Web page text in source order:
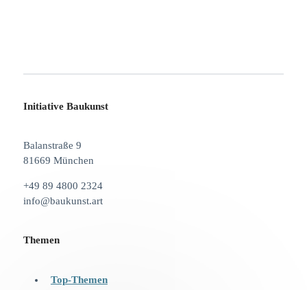
Initiative Baukunst
Balanstraße 9
81669 München
+49 89 4800 2324
info@baukunst.art
Themen
Top-Themen